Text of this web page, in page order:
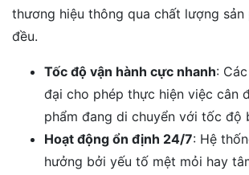
thương hiệu thông qua chất lượng sản
đều.
Tốc độ vận hành cực nhanh:
đại cho phép thực hiện việc cân
phẩm đang di chuyển với tốc độ
Hoạt động ổn định 24/7: Hệ
hưởng bởi yếu tố mệt mỏi hay